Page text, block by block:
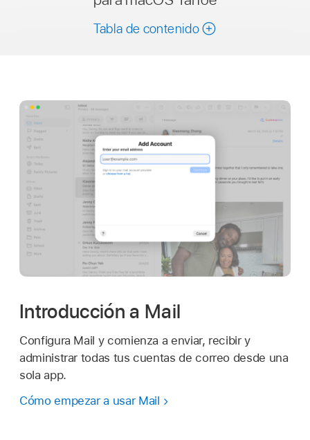
Tabla de contenido
Introducción a Mail
Configura Mail y comienza a enviar, recibir y
administrar todas tus cuentas de correo desde una
sola app.
Cómo empezar a usar Mail